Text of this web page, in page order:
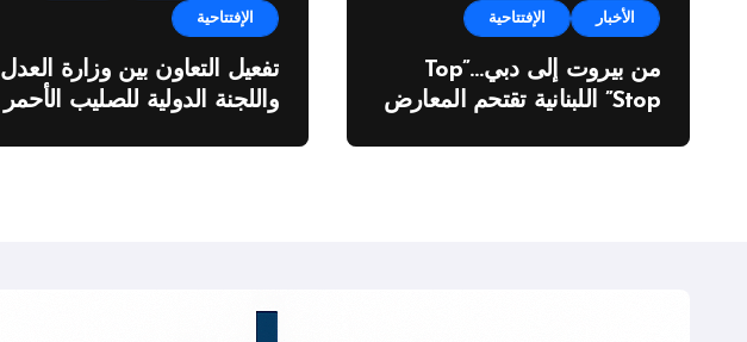
الأخبار الإفتتاحية
من بيروت إلى دبي…”Top
Stop” اللبنانية تقتحم المعارض
الإفتتاحية
تفعيل التعاون بين وزارة العدل
واللجنة الدولية للصليب الأحمر